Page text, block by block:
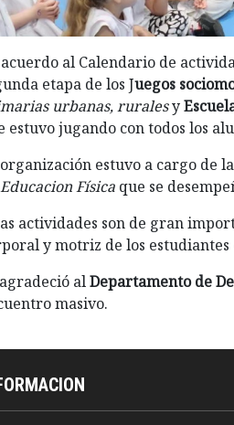
al Calendario de
etapa de los Juegos
urbanas, ruralesy
estuvo jugando con todos los
estuvo a cargo de la
Educacion Física que se
actividades son de gran
y motriz de los
alDepartamento de
masivo.